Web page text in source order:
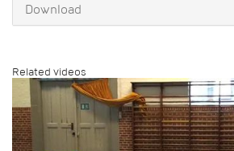
Download
Related videos